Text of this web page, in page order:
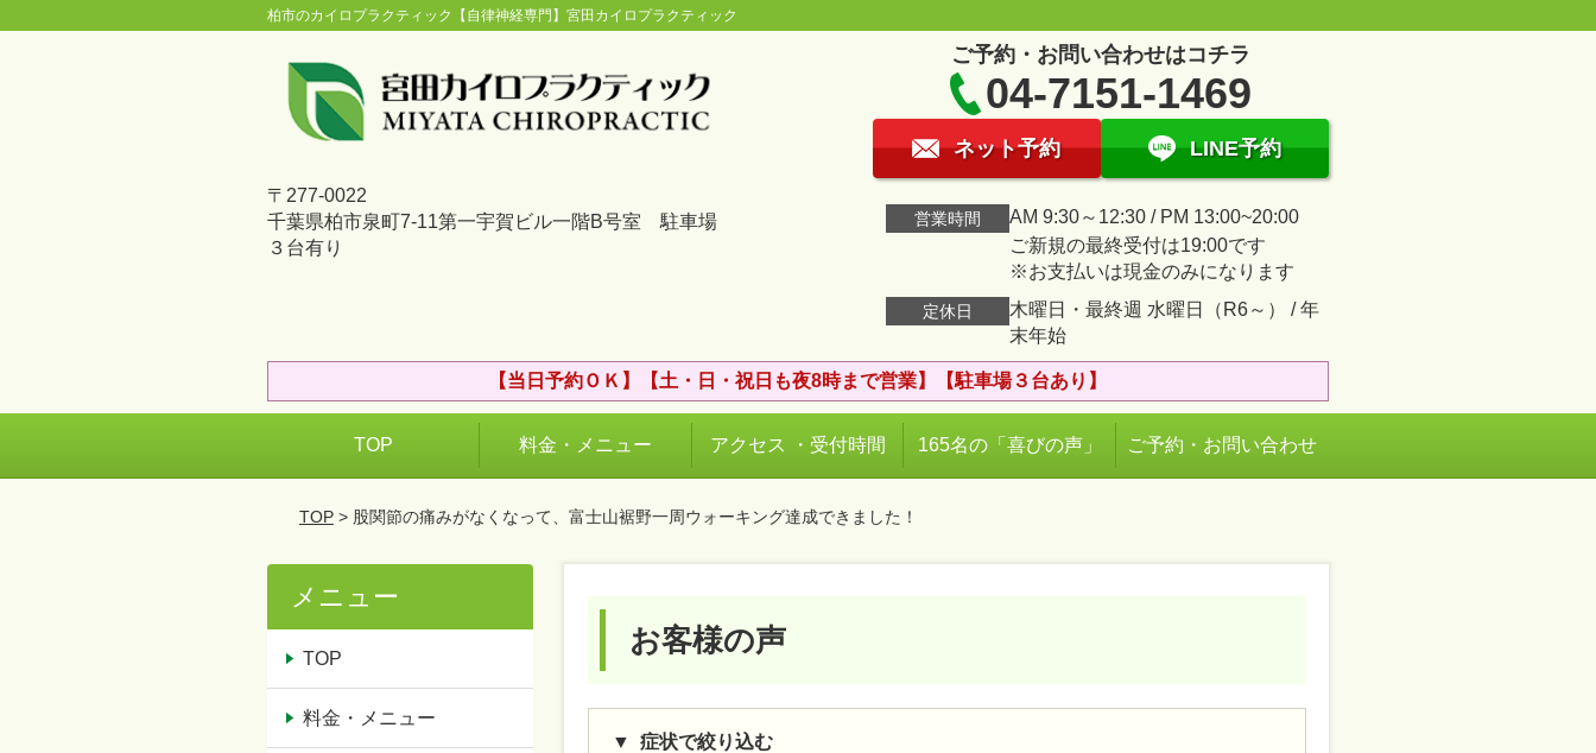
柏市のカイロプラクティック【自律神経専門】宮田カイロプラクティック
〒277-0022
千葉県柏市泉町7-11第一宇賀ビル一階B号室 駐車場
３台有り
ご予約・お問い合わせはコチラ
04-7151-1469
ネット予約 LINE予約
営業時間
AM 9:30～12:30 / PM 13:00~20:00
ご新規の最終受付は19:00です
※お支払いは現金のみになります
定休日
木曜日・最終週 水曜日（R6～） / 年
末年始
【当日予約ＯＫ】【土・日・祝日も夜8時まで営業】【駐車場３台あり】
TOP 料金・メニュー アクセス ・受付時間 165名の「喜びの声」 ご予約・お問い合わせ
TOP> 股関節の痛みがなくなって、富士山裾野一周ウォーキング達成できました！
お客様の声
症状で絞り込む
メニュー
TOP
料金・メニュー